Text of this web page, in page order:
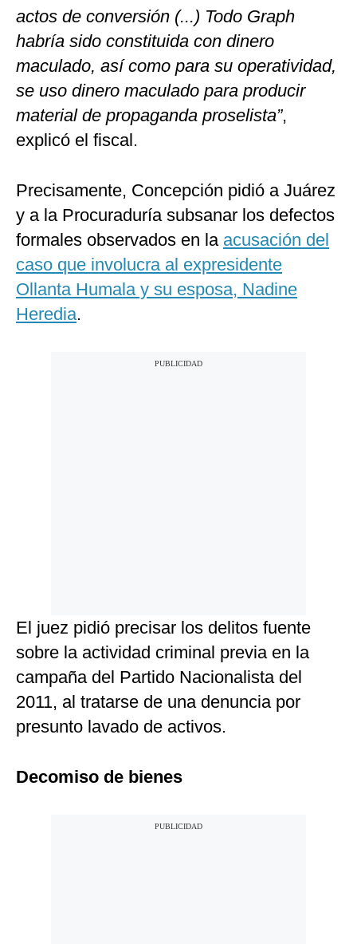
actos de conversión (...) Todo Graph
habría sido constituida con dinero
maculado, así como para su operatividad,
se uso dinero maculado para producir
material de propaganda proselista”,
explicó el fiscal.
Precisamente, Concepción pidió a Juárez
y a la Procuraduría subsanar los defectos
formales observados en la acusación del
caso que involucra al expresidente
Ollanta Humala y su esposa, Nadine
Heredia.
El juez pidió precisar los delitos fuente
sobre la actividad criminal previa en la
campaña del Partido Nacionalista del
2011, al tratarse de una denuncia por
presunto lavado de activos.
Decomiso de bienes